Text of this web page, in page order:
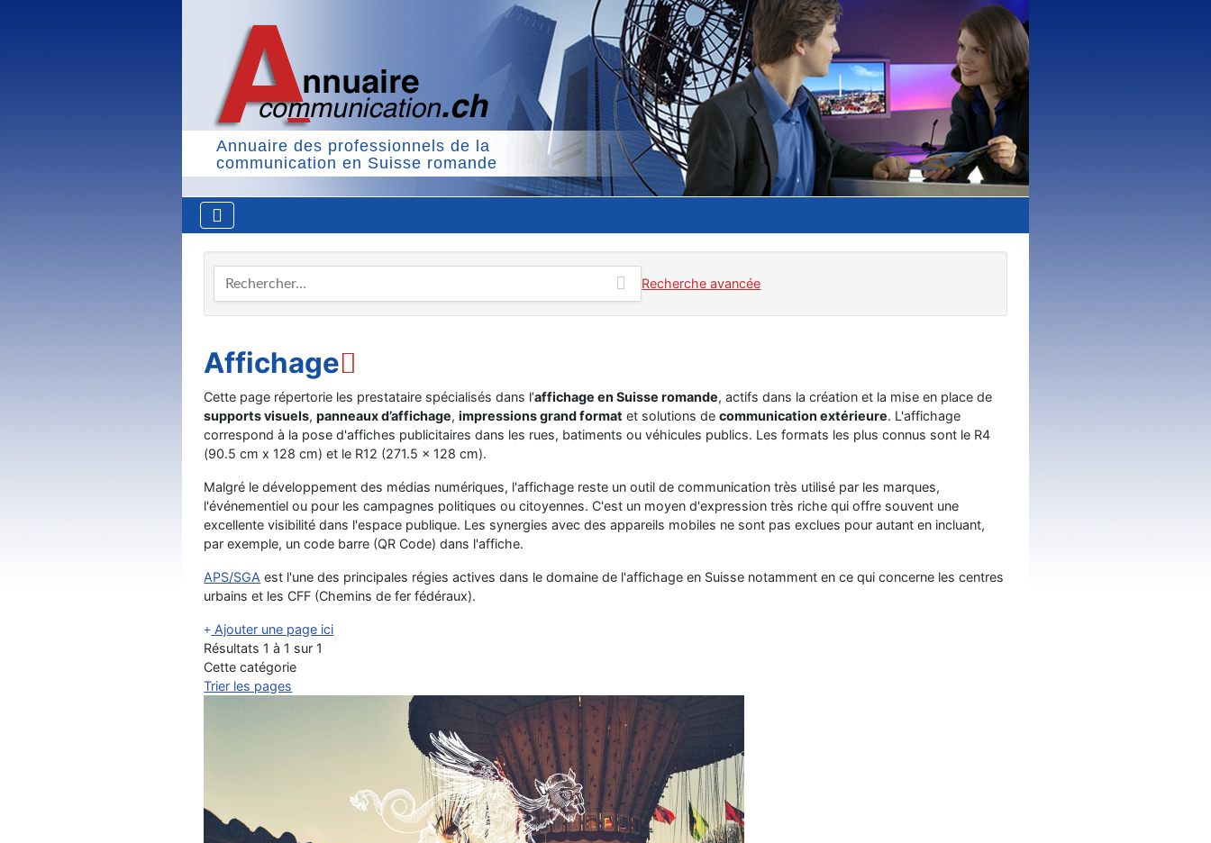
Annuaire des professionnels de la
communication en Suisse romande
Recherche avancée
Affichage
Cette page répertorie les prestataire spécialisés dans l’affichage en Suisse romande, actifs dans la création et la mise en place de
supports visuels,panneaux d’affichage,impressions grand format et solutions decommunication extérieure. L'affichage
correspond à la pose d'affiches publicitaires dans les rues, batiments ou véhicules publics. Les formats les plus connus sont le R4
(90.5 cm x 128 cm) et le R12 (271.5 x 128 cm).
Malgré le développement des médias numériques, l'affichage reste un outil de communication très utilisé par les marques,
l'événementiel ou pour les campagnes politiques ou citoyennes. C'est un moyen d'expression très riche qui offre souvent une
excellente visibilité dans l'espace publique. Les synergies avec des appareils mobiles ne sont pas exclues pour autant en incluant,
par exemple, un code barre (QR Code) dans l'affiche.
APS/SGA est l'une des principales régies actives dans le domaine de l'affichage en Suisse notamment en ce qui concerne les centres
urbains et les CFF (Chemins de fer fédéraux).
Ajouter une page ici
Résultats 1 à 1 sur 1
Cette catégorie
Trier les pages